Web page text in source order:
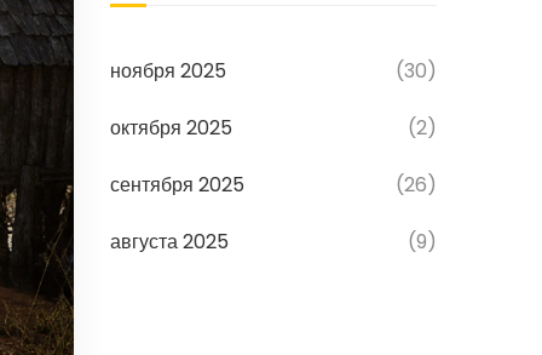
ноября 2025 (30)
октября 2025 (2)
сентября 2025 (26)
августа 2025 (9)